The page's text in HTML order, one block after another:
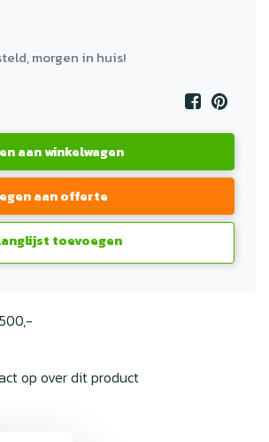
morgen in huis!
aan winkelwagen
aan offerte
toevoegen
op over dit product